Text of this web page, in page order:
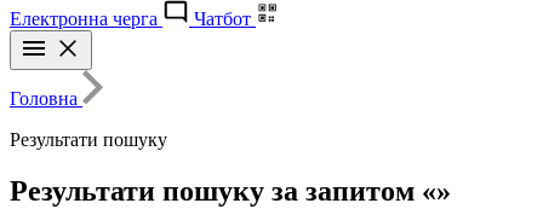
Електронна черга
Чатбот
Головна
Результати пошуку
Результати пошуку за запитом «»